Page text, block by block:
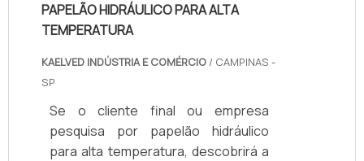
PAPELÃO HIDRÁULICO PARA ALTA
TEMPERATURA
KAELVED INDÚSTRIA E COMÉRCIO / CAMPINAS -
SP
Se o cliente final ou empresa
pesquisa por papelão hidráulico
para alta temperatura, descobrirá a